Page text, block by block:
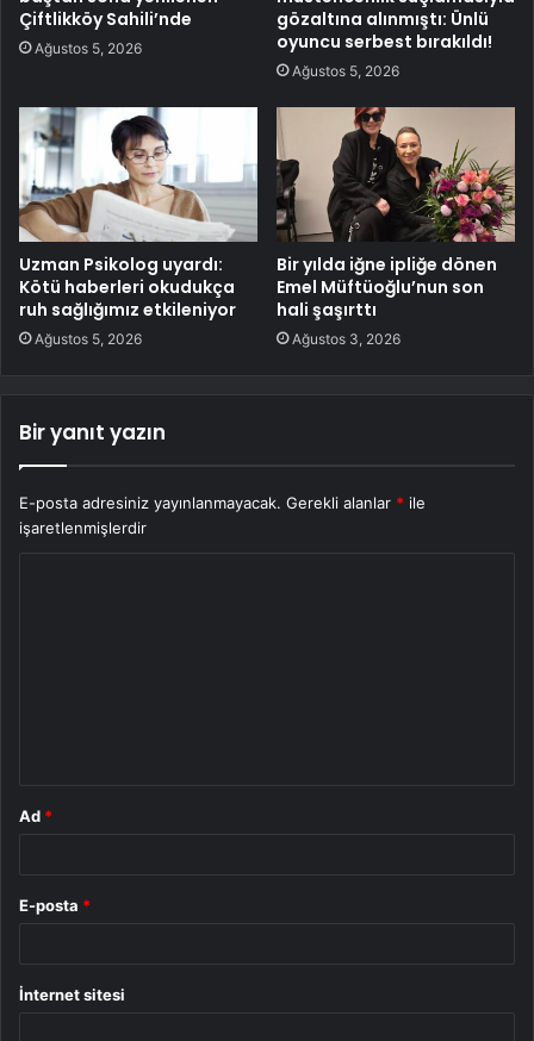
Çiftlikköy Sahili’nde
Ağustos 5, 2026
gözaltına alınmıştı: Ünlü
oyuncu serbest bırakıldı!
Ağustos 5, 2026
Uzman Psikolog uyardı:
Kötü haberleri okudukça
ruh sağlığımız etkileniyor
Ağustos 5, 2026
Bir yılda iğne ipliğe dönen
Emel Müftüoğlu’nun son
hali şaşırttı
Ağustos 3, 2026
Bir yanıt yazın
E-posta adresiniz yayınlanmayacak. Gerekli alanlar * ile
işaretlenmişlerdir
Ad *
E-posta *
İnternet sitesi